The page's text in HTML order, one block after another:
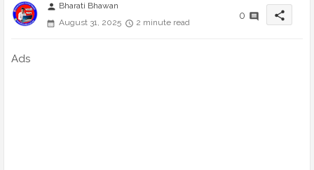
person Bharati Bhawan
August 31, 2025
2 minute read
0 share
Ads